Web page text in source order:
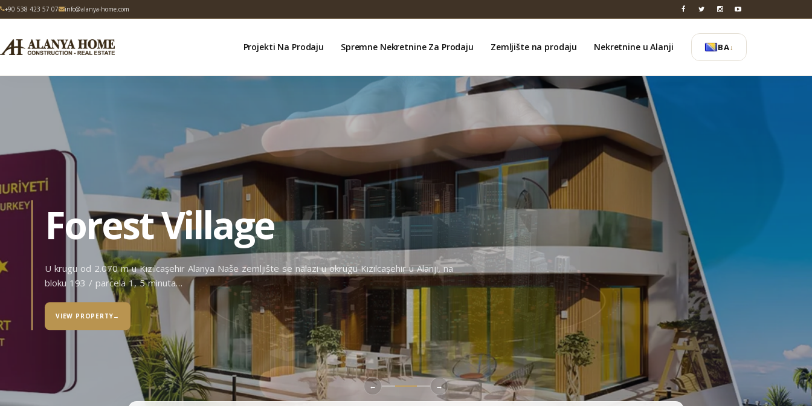
+90 538 423 57 07 info@alanya-home.com
Projekti Na Prodaju Spremne Nekretnine Za Prodaju Zemljište na prodaju Nekretnine u Alanji BA ↓
Forest Village
U krugu od 2.070 m u Kızılcaşehir Alanya Naše zemljište se nalazi u okrugu Kızılcaşehir u Alanji, na
bloku 193 / parcela 1, 5 minuta…
VIEW PROPERTY→
← →